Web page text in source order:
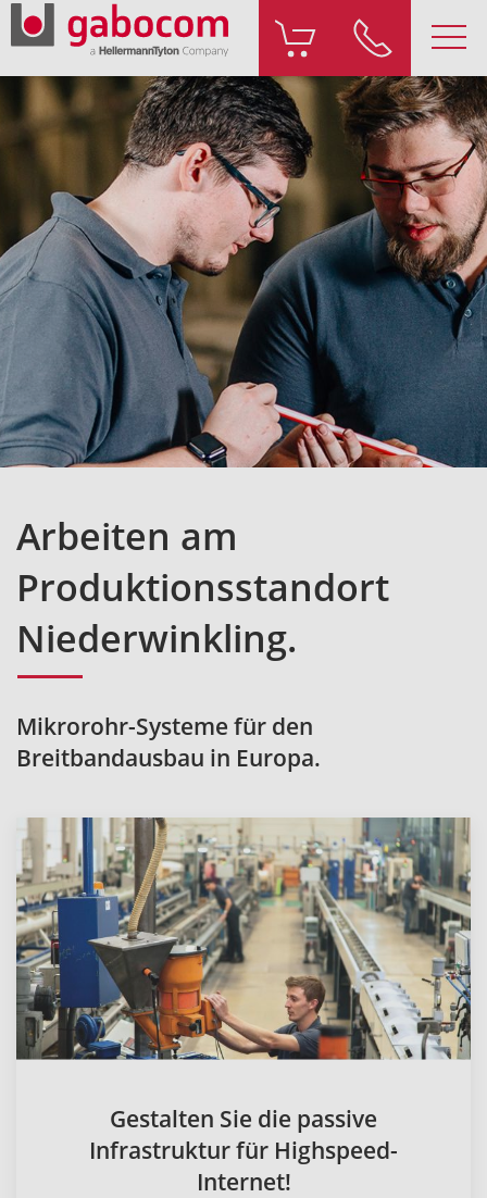
Arbeiten am
Produktionsstandort
Niederwinkling.
Mikrorohr-Systeme für den
Breitbandausbau in Europa.
Gestalten Sie die passive
Infrastruktur für Highspeed-
Internet!